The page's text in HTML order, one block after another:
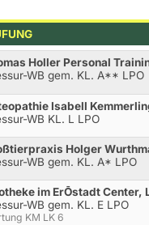
Holler Personal
WB gem. KL. A** LPO
Isabell
WB KL. L LPO
Holger
WB gem. KL. A* LPO
im ErŌstadt Center,
WB gem. KL. E LPO
KM LK 6